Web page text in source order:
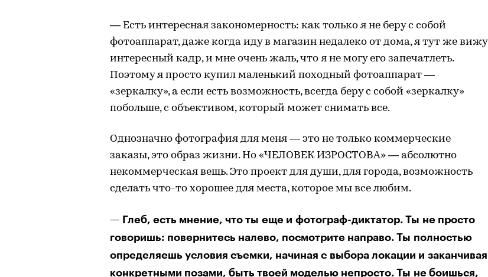
— Есть интересная закономерность: как только я не беру с собой
фотоаппарат, даже когда иду в магазин недалеко от дома, я тут же вижу
интересный кадр, и мне очень жаль, что я не могу его запечатлеть.
Поэтому я просто купил маленький походный фотоаппарат —
«зеркалку», а если есть возможность, всегда беру с собой «зеркалку»
побольше, с объективом, который может снимать все.
Однозначно фотография для меня — это не только коммерческие
заказы, это образ жизни. Но «ЧЕЛОВЕК ИЗРОСТОВА» — абсолютно
некоммерческая вещь. Это проект для души, для города, возможность
сделать что-то хорошее для места, которое мы все любим.
— Глеб, есть мнение, что ты еще и фотограф-диктатор. Ты не просто
говоришь: повернитесь налево, посмотрите направо. Ты полностью
определяешь условия съемки, начиная с выбора локации и заканчивая
конкретными позами, быть твоей моделью непросто. Ты не боишься,